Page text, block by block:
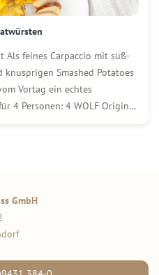
Als feines Carpaccio mit süß-
Smashed Potatoes
Vortag ein echtes
4 Personen: 4 WOLF Original
GmbH